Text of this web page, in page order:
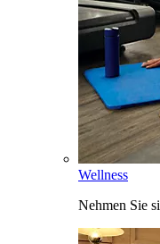
Wellness
Nehmen Sie